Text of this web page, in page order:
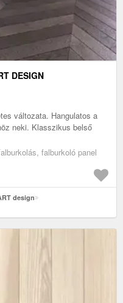
DESIGN
változata. Hangulatos a
neki. Klasszikus belső
falburkoló panel
design